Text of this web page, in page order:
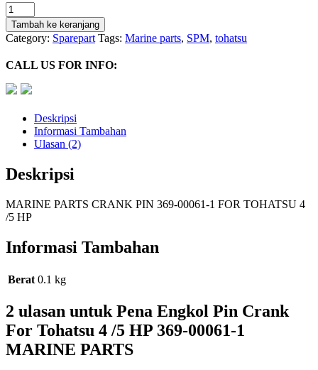
Kuantitas
Pena
Engkol
Pin
Crank
For
Tohatsu
4
369-
00061-
MARINE
Tambah ke keranjang
Category: Sparepart Tags: Marine parts, SPM, tohatsu
CALL US FOR INFO:
Deskripsi
Informasi Tambahan
Ulasan (2)
Deskripsi
MARINE PARTS CRANK PIN 369-00061-1 FOR TOHATSU 4
/5 HP
Informasi Tambahan
Berat 0.1 kg
2 ulasan untukPena Engkol Pin Crank
For Tohatsu 4 /5 HP 369-00061-1
MARINE PARTS